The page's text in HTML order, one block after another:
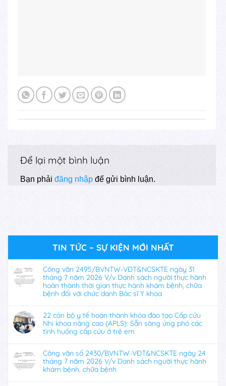
Để lại một bình luận
Bạn phải đăng nhập để gửi bình luận.
TIN TỨC – SỰ KIỆN MỚI NHẤT
Công văn 2495/BVNTW-VĐT&NCSKTE ngày 31
tháng 7 năm 2026 V/v Danh sách người thực hành
hoàn thành thời gian thực hành khám bệnh, chữa
bệnh đối với chức danh Bác sĩ Y khoa
22 cán bộ y tế hoàn thành khóa đào tạo Cấp cứu
Nhi khoa nâng cao (APLS): Sẵn sàng ứng phó các
tình huống cấp cứu ở trẻ em
Công văn số 2430/BVNTW-VĐT&NCSKTE ngày 24
tháng 7 năm 2026 V/v Danh sách người thực hành
khám bệnh, chữa bệnh